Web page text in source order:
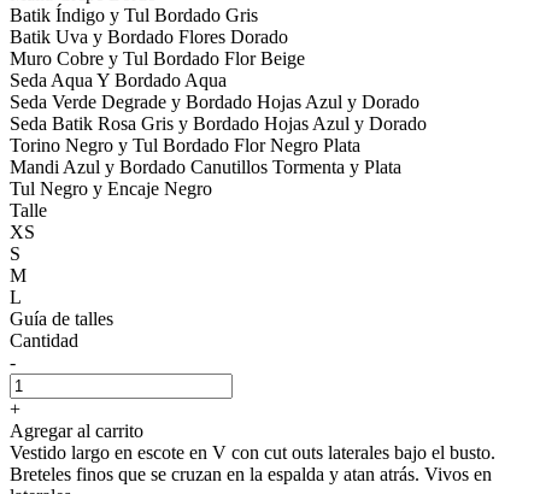
Batik Índigo y Tul Bordado Gris
Batik Uva y Bordado Flores Dorado
Muro Cobre y Tul Bordado Flor Beige
Seda Aqua Y Bordado Aqua
Seda Verde Degrade y Bordado Hojas Azul y Dorado
Seda Batik Rosa Gris y Bordado Hojas Azul y Dorado
Torino Negro y Tul Bordado Flor Negro Plata
Mandi Azul y Bordado Canutillos Tormenta y Plata
Tul Negro y Encaje Negro
Talle
XS
S
M
L
Guía de talles
Cantidad
-
+
Agregar al carrito
Vestido largo en escote en V con cut outs laterales bajo el busto.
Breteles finos que se cruzan en la espalda y atan atrás. Vivos en